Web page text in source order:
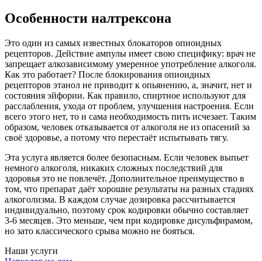
Особенности налтрексона
Это один из самых известных блокаторов опиоидных
рецепторов. Действие ампулы имеет свою специфику: врач не
запрещает алкозависимому умеренное употребление алкоголя.
Как это работает? После блокирования опиоидных
рецепторов этанол не приводит к опьянению, а, значит, нет и
состояния эйфории. Как правило, спиртное используют для
расслабления, ухода от проблем, улучшения настроения. Если
всего этого нет, то и сама необходимость пить исчезает. Таким
образом, человек отказывается от алкоголя не из опасений за
своё здоровье, а потому что перестаёт испытывать тягу.
Эта услуга является более безопасным. Если человек выпьет
немного алкоголя, никаких сложных последствий для
здоровья это не повлечёт. Дополнительное преимущество в
том, что препарат даёт хорошие результаты на разных стадиях
алкоголизма. В каждом случае дозировка рассчитывается
индивидуально, поэтому срок кодировки обычно составляет
3-6 месяцев. Это меньше, чем при кодировке дисульфирамом,
но зато классического срыва можно не бояться.
Наши услуги